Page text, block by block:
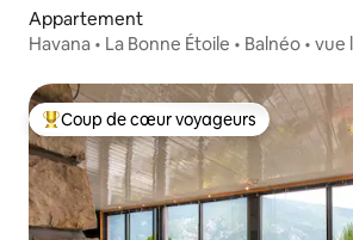
Appartement
Havana • La Bonne Étoile • Balnéo • vue
Coups de cœur voyageurs les plus
Coup de cœur voyageurs